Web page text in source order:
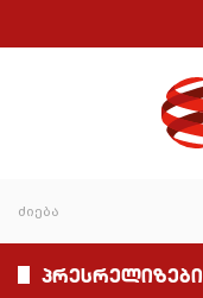
პრესრელიზები